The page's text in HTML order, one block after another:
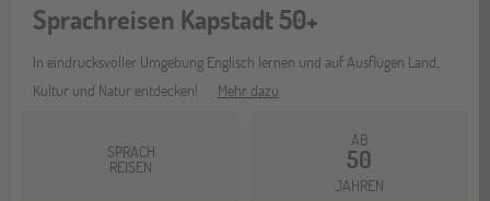
Sprachreisen Kapstadt 50+
In eindrucksvoller Umgebung Englisch lernen und auf Ausflügen Land,
Kultur und Natur entdecken!
Mehr dazu
SPRACH
REISEN
AB
50
JAHREN